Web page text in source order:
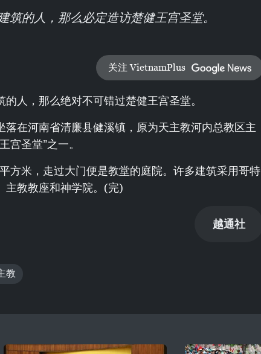
筑的人，那么必定造访楚健王宫圣堂。
关注 VietnamPlus
人，那么绝对不可错过楚健王宫圣堂。
落在河南省清廉县健溪镇，原为天主教河内总教区主
宫圣堂”之一。
方米，走过大门便是教堂的庭院。许多建筑采用哥特
主教教座和神学院。(完)
越通社
教